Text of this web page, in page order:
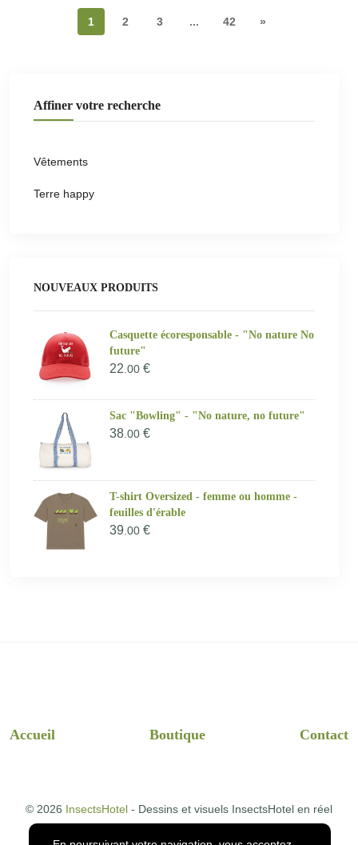
1 2 3 ... 42 »
Affiner votre recherche
Vêtements
Terre happy
NOUVEAUX PRODUITS
Casquette écoresponsable - "No nature No
future"
22 .00 €
Sac "Bowling" - "No nature, no future"
38 .00 €
T-shirt Oversized - femme ou homme -
feuilles d'érable
39 .00 €
Accueil Boutique Contact
© 2026 InsectsHotel - Dessins et visuels InsectsHotel en réel